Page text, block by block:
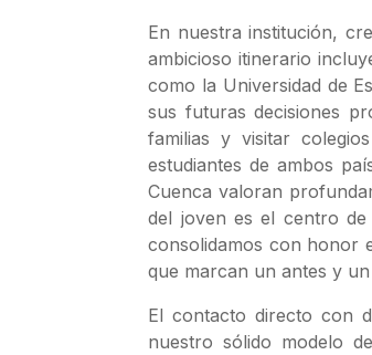
En nuestra institución,
ambicioso itinerario
como la Universidad de
sus futuras decisiones
familias y visitar
estudiantes de ambos
Cuenca valoran
del joven es el centro
consolidamos con honor
que marcan un antes y
El contacto directo con
nuestro sólido modelo